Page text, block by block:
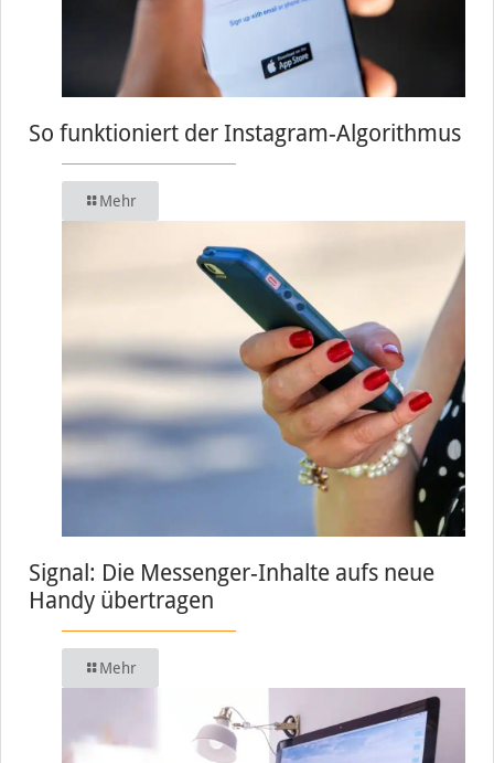
So funktioniert der Instagram-Algorithmus
Mehr
Signal: Die Messenger-Inhalte aufs neue
Handy übertragen
Mehr